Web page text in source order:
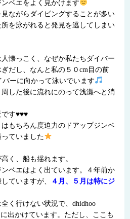
ベエをよく見かけます
ながらダイビングすることが多い
を泳がれると発見を逃してしまい
懐っこく、なぜか私たちダイバー
だし、なんと私の５０cm目の前
ーに向かって泳いでいます
した後に流れにのって浅瀬へと消
です♥♥♥
もちろん度迫力のドアップジンベ
ていました
く、船も揺れます。
ベエはよく出ています。４年前か
ていますが、
４月、５月は特にジ
く行けない状況で、dhidhoo
出かけています。ただし、ここも